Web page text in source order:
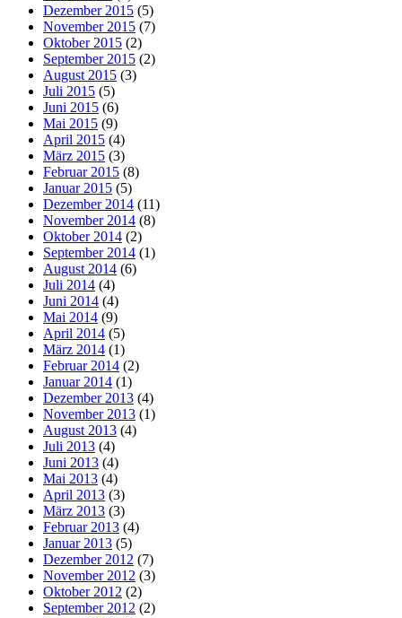
Dezember 2015 (5)
November 2015 (7)
Oktober 2015 (2)
September 2015 (2)
August 2015 (3)
Juli 2015 (5)
Juni 2015 (6)
Mai 2015 (9)
April 2015 (4)
März 2015 (3)
Februar 2015 (8)
Januar 2015 (5)
Dezember 2014 (11)
November 2014 (8)
Oktober 2014 (2)
September 2014 (1)
August 2014 (6)
Juli 2014 (4)
Juni 2014 (4)
Mai 2014 (9)
April 2014 (5)
März 2014 (1)
Februar 2014 (2)
Januar 2014 (1)
Dezember 2013 (4)
November 2013 (1)
August 2013 (4)
Juli 2013 (4)
Juni 2013 (4)
Mai 2013 (4)
April 2013 (3)
März 2013 (3)
Februar 2013 (4)
Januar 2013 (5)
Dezember 2012 (7)
November 2012 (3)
Oktober 2012 (2)
September 2012 (2)